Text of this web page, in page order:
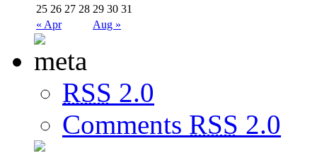
« Apr Aug »
25 26 27 28 29 30 31
RSS 2.0
Comments RSS 2.0